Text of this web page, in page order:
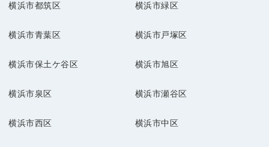
横浜市都筑区 横浜市緑区
横浜市青葉区 横浜市戸塚区
横浜市保土ケ谷区 横浜市旭区
横浜市泉区 横浜市瀬谷区
横浜市西区 横浜市中区